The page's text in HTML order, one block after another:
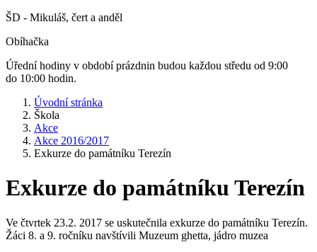
ŠD - Mikuláš, čert a anděl
Obíhačka
Úřední hodiny v období prázdnin budou každou středu od 9:00
do 10:00 hodin.
Úvodní stránka
Škola
Akce
Akce 2016/2017
Exkurze do památníku Terezín
Exkurze do památníku Terezín
Ve čtvrtek 23.2. 2017 se uskutečnila exkurze do památníku Terezín.
Žáci 8. a 9. ročníku navštívili Muzeum ghetta, jádro muzea